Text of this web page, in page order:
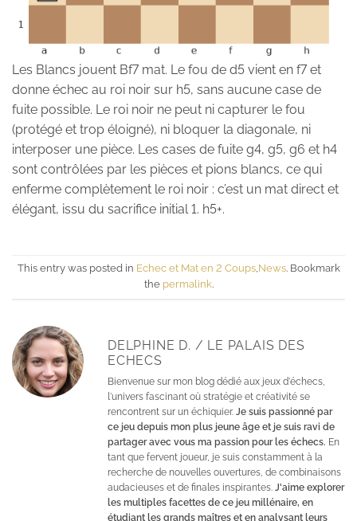
Les Blancs jouent Bf7 mat. Le fou de d5 vient en f7 et
donne échec au roi noir sur h5, sans aucune case de
fuite possible. Le roi noir ne peut ni capturer le fou
(protégé et trop éloigné), ni bloquer la diagonale, ni
interposer une pièce. Les cases de fuite g4, g5, g6 et h4
sont contrôlées par les pièces et pions blancs, ce qui
enferme complètement le roi noir : c’est un mat direct et
élégant, issu du sacrifice initial 1. h5+.
This entry was posted in Echec et Mat en 2 Coups,News. Bookmark
the permalink.
DELPHINE D. / LE PALAIS DES
ECHECS
Bienvenue sur mon blog dédié aux jeux d'échecs,
l'univers fascinant où stratégie et créativité se
rencontrent sur un échiquier. Je suis passionné par
ce jeu depuis mon plus jeune âge et je suis ravi de
partager avec vous ma passion pour les échecs. En
tant que fervent joueur, je suis constamment à la
recherche de nouvelles ouvertures, de combinaisons
audacieuses et de finales inspirantes. J'aime explorer
les multiples facettes de ce jeu millénaire, en
étudiant les grands maîtres et en analysant leurs